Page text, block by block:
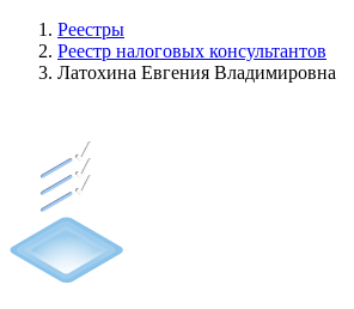
Реестры
Реестр налоговых консультантов
Латохина Евгения Владимировна